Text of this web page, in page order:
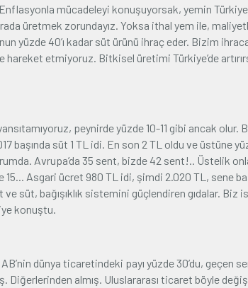
mücadeleyi konuşuyorsak, yemin
üretmek zorundayız. Yoksa ithal yem ile,
yüzde 40’ı kadar süt ürünü ihraç eder. Bizim
hareket etmiyoruz. Bitkisel üretimi Türkiye’de
peynirde yüzde 10-11 gibi ancak olur.
başında süt 1 TL idi. En son 2 TL oldu ve üstüne
Avrupa’da 35 sent, bizde 42 sent!.. Üstelik
Asgari ücret 980 TL idi, şimdi 2.020 TL, sene
süt, bağışıklık sistemini güçlendiren gıdalar. Biz
konuştu.
AB’nin dünya ticaretindeki payı yüzde 30’du, geçen
Diğerlerinden almış. Uluslararası ticaret böyle